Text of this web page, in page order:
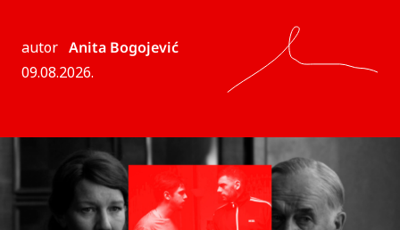
autor Anita Bogojević
09.08.2026.